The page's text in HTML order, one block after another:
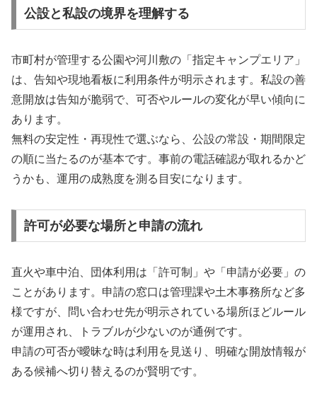
公設と私設の境界を理解する
市町村が管理する公園や河川敷の「指定キャンプエリア」
は、告知や現地看板に利用条件が明示されます。私設の善
意開放は告知が脆弱で、可否やルールの変化が早い傾向に
あります。
無料の安定性・再現性で選ぶなら、公設の常設・期間限定
の順に当たるのが基本です。事前の電話確認が取れるかど
うかも、運用の成熟度を測る目安になります。
許可が必要な場所と申請の流れ
直火や車中泊、団体利用は「許可制」や「申請が必要」の
ことがあります。申請の窓口は管理課や土木事務所など多
様ですが、問い合わせ先が明示されている場所ほどルール
が運用され、トラブルが少ないのが通例です。
申請の可否が曖昧な時は利用を見送り、明確な開放情報が
ある候補へ切り替えるのが賢明です。